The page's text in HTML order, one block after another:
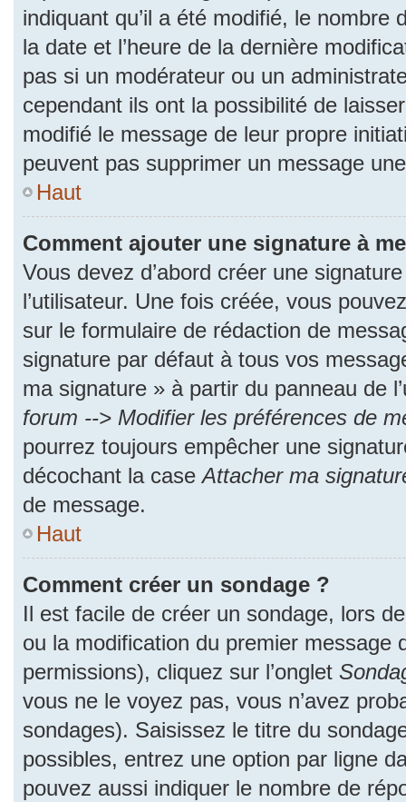
indiquant qu’il a été modifié, le nombre
la date et l’heure de la dernière
pas si un modérateur ou un
cependant ils ont la possibilité de
modifié le message de leur propre
peuvent pas supprimer un message
Haut
Comment ajouter une signature à
Vous devez d’abord créer une
l’utilisateur. Une fois créée, vous
sur le formulaire de rédaction de
signature par défaut à tous vos
ma signature » à partir du panneau de
forum --> Modifier les préférences de
pourrez toujours empêcher une
décochant la caseAttacher ma
de message.
Haut
Comment créer un sondage ?
Il est facile de créer un sondage, lors
ou la modification du premier message
permissions), cliquez sur l’onglet
vous ne le voyez pas, vous n’avez
sondages). Saisissez le titre du
possibles, entrez une option par ligne
pouvez aussi indiquer le nombre de